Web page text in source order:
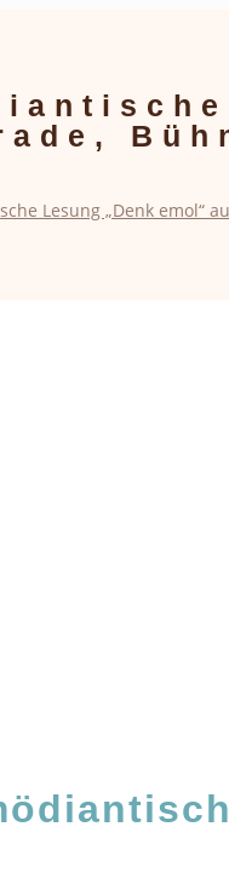
Lesung „Denk emol“